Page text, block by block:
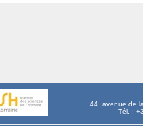
44, avenue de
Tél. :